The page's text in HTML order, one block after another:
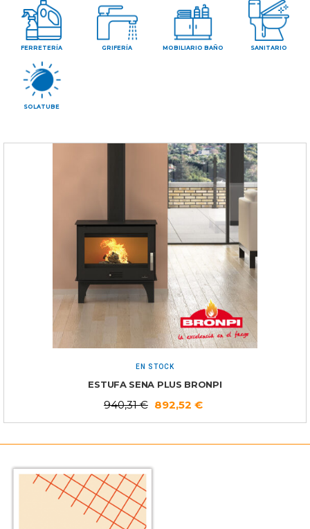
FERRETERÍA GRIFERÍA MOBILIARIO BAÑO SANITARIO
SOLATUBE
EN STOCK
ESTUFA SENA PLUS BRONPI
940,31€ 892,52 €